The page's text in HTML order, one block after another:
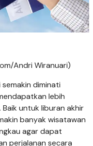
Andri Wiranuari)
diminati
lebih
untuk liburan akhir
banyak wisatawan
agar dapat
perjalanan secara